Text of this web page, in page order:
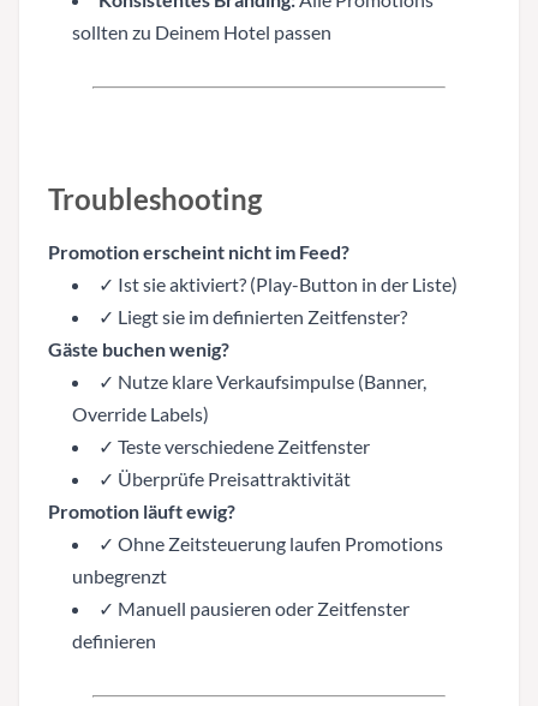
sollten zu Deinem Hotel passen
Troubleshooting
Promotion erscheint nicht im Feed?
✓ Ist sie aktiviert? (Play-Button in der Liste)
✓ Liegt sie im definierten Zeitfenster?
Gäste buchen wenig?
✓ Nutze klare Verkaufsimpulse (Banner,
Override Labels)
✓ Teste verschiedene Zeitfenster
✓ Überprüfe Preisattraktivität
Promotion läuft ewig?
✓ Ohne Zeitsteuerung laufen Promotions
unbegrenzt
✓ Manuell pausieren oder Zeitfenster
definieren